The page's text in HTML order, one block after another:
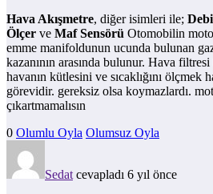
Hava Akışmetre, diğer isimleri ile;
Ölçer ve Maf Sensörü Otomobilin
emme manifoldunun ucunda bulunan
kazanının arasında bulunur. Hava
havanın kütlesini ve sıcaklığını ölçmek
görevidir. gereksiz olsa koymazlardı.
çıkartmamalısın
0 Olumlu Oyla Olumsuz Oyla
Sedat cevapladı 6 yıl önce